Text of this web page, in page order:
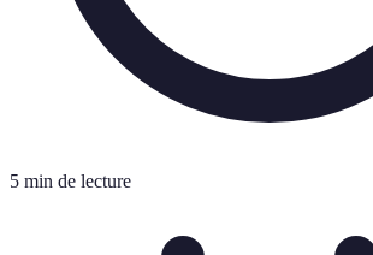
5 min de lecture